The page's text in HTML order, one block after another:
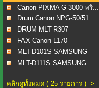
Canon PIXMA G 3000 พริ...
Drum Canon NPG-50/51
DRUM MLT-R307
FAX Canon L170
MLT-D101S SAMSUNG
MLT-D111S SAMSUNG
คลิกดูทั้งหมด ( 25 รายการ ) ->